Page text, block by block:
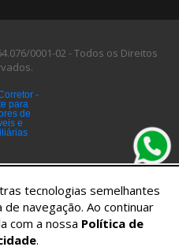
0001-02 -Todos os Direitos
tecnologias semelhantes
navegação. Ao continuar
com a nossa Política de
.